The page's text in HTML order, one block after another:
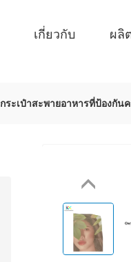
เกี่ยวกับ ผลิ
กระเป๋าสะพายอาหารที่ป้องกัน